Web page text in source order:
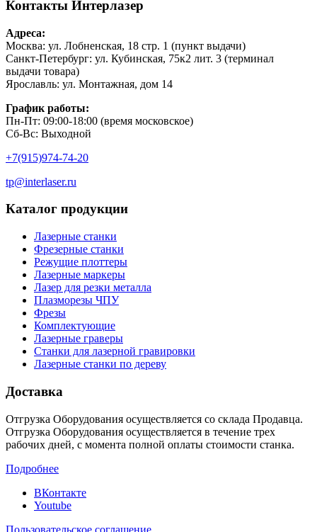
Контакты Интерлазер
Адреса:
Москва: ул. Лобненская, 18 стр. 1 (пункт выдачи)
Санкт-Петербург: ул. Кубинская, 75к2 лит. 3 (терминал
выдачи товара)
Ярославль: ул. Монтажная, дом 14
График работы:
Пн-Пт: 09:00-18:00 (время московское)
Сб-Вс: Выходной
+7(915)974-74-20
tp@interlaser.ru
Каталог продукции
Лазерные станки
Фрезерные станки
Режущие плоттеры
Лазерные маркеры
Лазер для резки металла
Плазморезы ЧПУ
Фрезы
Комплектующие
Лазерные граверы
Станки для лазерной гравировки
Лазерные станки по дереву
Доставка
Отгрузка Оборудования осуществляется со склада Продавца.
Отгрузка Оборудования осуществляется в течение трех
рабочих дней, с момента полной оплаты стоимости станка.
Подробнее
ВКонтакте
Youtube
Пользовательское соглашение